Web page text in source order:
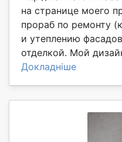
на странице моего
прораб по ремонту
и утеплению
отделкой. Мой
Докладніше